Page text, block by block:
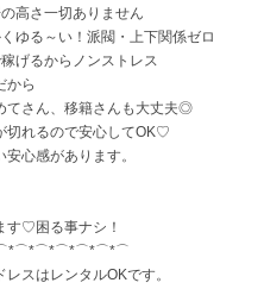
高さ一切ありません
ゆる～い！派閥・上下関係ゼロ
げるからノンストレス
てさん、移籍さんも大丈夫◎
切れるので安心してOK♡
心感があります。
♡困る事ナシ！
スはレンタルOKです。